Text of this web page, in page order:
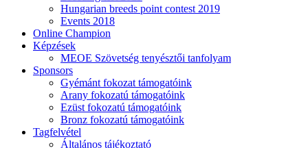
Hungarian breeds point contest 2019
Events 2018
Online Champion
Képzések
MEOE Szövetség tenyésztői tanfolyam
Sponsors
Gyémánt fokozat támogatóink
Arany fokozatú támogatóink
Ezüst fokozatú támogatóink
Bronz fokozatú támogatóink
Tagfelvétel
Általános tájékoztató